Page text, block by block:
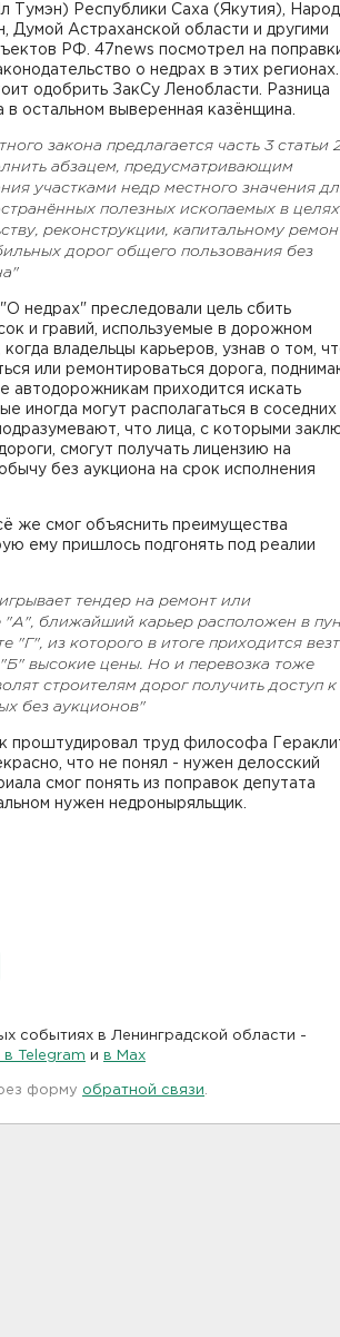
Тумэн) Республики Саха (Якутия),
Думой Астраханской области и другими
РФ. 47news посмотрел на
о недрах в этих регионах.
одобрить ЗакСу Ленобласти. Разница
остальном выверенная казёнщина.
закона предлагается часть 3 статьи
абзацем, предусматривающим
участками недр местного значения
полезных ископаемых в целях
реконструкции, капитальному
дорог общего пользования без
недрах" преследовали цель сбить
и гравий, используемые в дорожном
владельцы карьеров, узнав о том,
или ремонтироваться дорога,
автодорожникам приходится искать
иногда могут располагаться в соседних
что лица, с которыми
смогут получать лицензию на
без аукциона на срок исполнения
же смог объяснить преимущества
ему пришлось подгонять под реалии
тендер на ремонт или
"А", ближайший карьер расположен в
"Г", из которого в итоге приходится
высокие цены. Но и перевозка тоже
строителям дорог получить доступ к
без аукционов"
проштудировал труд философа
что не понял - нужен делосский
смог понять из поправок депутата
нужен недроныряльщик.
событиях в Ленинградской области -
в Telegram и в Maх
форму обратной связи